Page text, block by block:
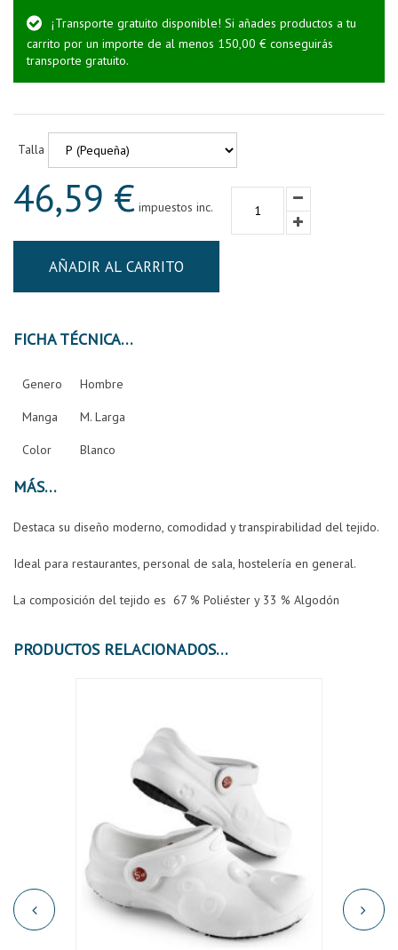
¡Transporte gratuito disponible! Si añades productos a tu
carrito por un importe de al menos 150,00 € conseguirás
transporte gratuito.
Talla
46,59 € impuestos inc.
AÑADIR AL CARRITO
FICHA TÉCNICA
Genero Hombre
Manga M. Larga
Color Blanco
MÁS
Destaca su diseño moderno, comodidad y transpirabilidad del tejido.
Ideal para restaurantes, personal de sala, hostelería en general.
La composición del tejido es 67 % Poliéster y 33 % Algodón
PRODUCTOS RELACIONADOS